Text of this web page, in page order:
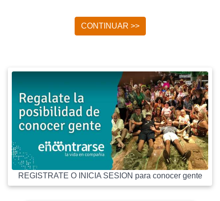
CONTINUAR >>
REGISTRATE O INICIA SESION para conocer gente